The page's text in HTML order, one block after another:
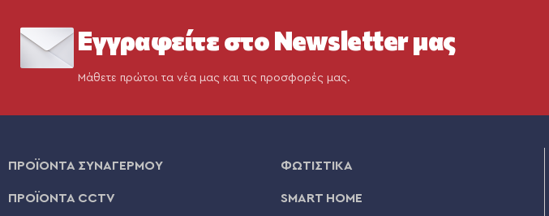
Εγγραφείτε στο Newsletter μας
Μάθετε πρώτοι τα νέα μας και τις προσφορές μας.
ΠΡΟΪΟΝΤΑ ΣΥΝΑΓΕΡΜΟΥ
ΠΡΟΪΟΝΤΑ CCTV
ΦΩΤΙΣΤΙΚΑ
SMART HOME